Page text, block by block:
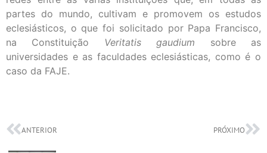
partes do mundo, cultivam e promovem os estudos
eclesiásticos, o que foi solicitado por Papa Francisco,
na Constituição Veritatis gaudium
sobre as
universidades e as faculdades eclesiásticas, como é o
caso da FAJE.
ANTERIOR PRÓXIMO